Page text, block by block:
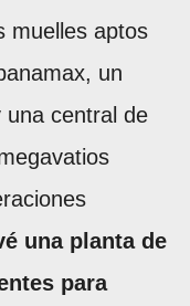
muelles aptos
un
central de
una planta de
para